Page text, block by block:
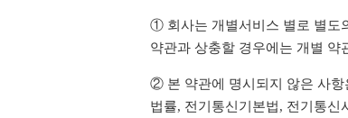
① 회사는 개별서비스 별로 별도
약관과 상충할 경우에는 개별 약
② 본 약관에 명시되지 않은 사항
법률, 전기통신기본법, 전기통신